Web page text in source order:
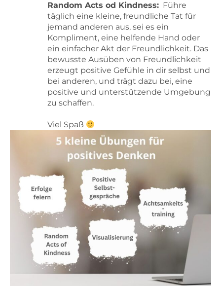
Random Acts od Kindness: Führe
täglich eine kleine, freundliche Tat für
jemand anderen aus, sei es ein
Kompliment, eine helfende Hand oder
ein einfacher Akt der Freundlichkeit. Das
bewusste Ausüben von Freundlichkeit
erzeugt positive Gefühle in dir selbst und
bei anderen, und trägt dazu bei, eine
positive und unterstützende Umgebung
zu schaffen.
Viel Spaß